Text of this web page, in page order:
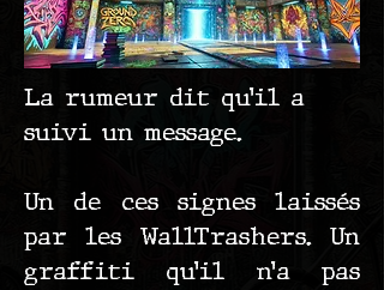
La rumeur dit qu’il a
suivi un message.
Un de ces signes laissés
par les WallTrashers. Un
graffiti qu’il n’a pas